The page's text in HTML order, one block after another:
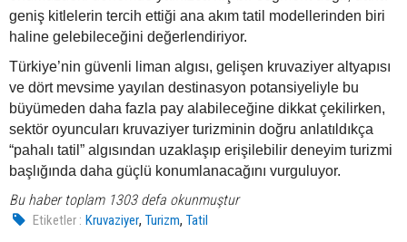
geniş kitlelerin tercih ettiği ana akım tatil modellerinden biri
haline gelebileceğini değerlendiriyor.
Türkiye’nin güvenli liman algısı, gelişen kruvaziyer altyapısı
ve dört mevsime yayılan destinasyon potansiyeliyle bu
büyümeden daha fazla pay alabileceğine dikkat çekilirken,
sektör oyuncuları kruvaziyer turizminin doğru anlatıldıkça
“pahalı tatil” algısından uzaklaşıp erişilebilir deneyim turizmi
başlığında daha güçlü konumlanacağını vurguluyor.
Bu haber toplam 1303 defa okunmuştur
Etiketler : Kruvaziyer,Turizm,Tatil